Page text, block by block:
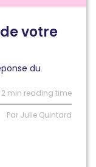
votre
du
2 min reading time
Par Julie Quintard